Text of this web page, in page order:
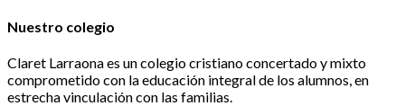
Nuestro colegio
Claret Larraona es un colegio cristiano concertado y mixto
comprometido con la educación integral de los alumnos, en
estrecha vinculación con las familias.